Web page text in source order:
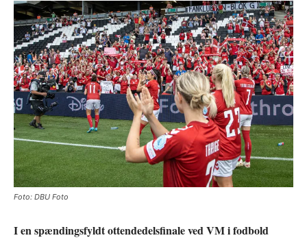
Foto: DBU Foto
I en spændingsfyldt ottendedelsfinale ved VM i fodbold